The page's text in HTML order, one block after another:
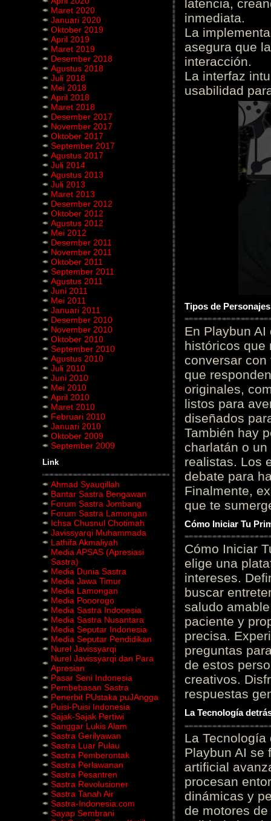
Maret 2020
Januari 2020
Oktober 2019
April 2019
Maret 2019
Desember 2018
Agustus 2018
Juli 2018
Mei 2018
April 2018
Maret 2018
Desember 2017
November 2017
Oktober 2017
September 2017
Agustus 2017
Juli 2014
Agustus 2013
Juli 2013
Maret 2013
Desember 2012
Oktober 2012
Agustus 2012
Mei 2012
Desember 2011
November 2011
Oktober 2011
September 2011
Agustus 2011
Juni 2011
Mei 2011
Januari 2011
Desember 2010
November 2010
Oktober 2010
September 2010
Agustus 2010
Juli 2010
Juni 2010
Mei 2010
April 2010
Maret 2010
Februari 2010
Januari 2010
Oktober 2009
September 2009
Link
Ahmad Syauqillah
Bantar Sastra Bengawan
Forum Sastra Jombang
Forum Sastra Lamongan
Ichsa Chusnul Chotimah
Javissyarqi Muhammada
Lathifa Akmaliyah
Media APSAS (Apresiasi
Sastra)
Media Dunia Sastra
Media Jawa Timur
Media Lamongan
Media Ponorogo
Media Sastra Indonesia
Media Sastra Nusantara
Media Seputar Indonesia
Media Seputar Pendidikan
Nurel Javissyarqi
Nurel Javissyarqi dan Para
Apresian
Pasar Seni Indonesia
Pembebasan Sastra
Penerbit PUstaka puJAngga
Puisi-Puisi Indonesia
Sajak-Sajak Pertiwi
Sanggar Lukis Alam
Sastra Gerilyawan
Sastra Luar Pulau
Sastra Pemberontak
Sastra Perlawanan
Sastra Pesantren
Sastra Revolusioner
Sastra Tanah Air
Sastra-Indonesia.com
Sayap Sembrani
latencia,
inmediata.
La
asegura que
interacción.
La interfaz
usabilidad
Tipos de
En Playbun
históricos que
conversar
que
originales,
listos para
diseñados
También hay
charlatán o
realistas. Los
debate para
Finalmente,
que te
Cómo Iniciar Tu
Cómo Iniciar
elige una
intereses.
buscar
saludo
paciente y
precisa.
preguntas
de estos
creativos.
respuestas
La Tecnología
La
Playbun AI se
artificial
procesan
dinámicas y
de motores